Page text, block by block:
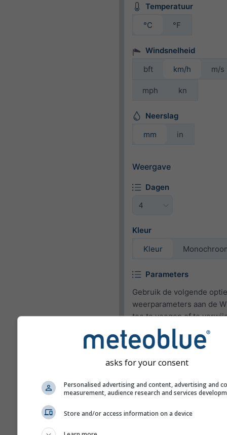
Temperatuur
°C
°F
Windsnelheid
bft
km/h m/s
mph kn
Neerslag
mm
in
Weergave
Dagen
Kleur
Kleur
Parameters
Gebruik de volgende
weerparameters aan de
toe te voegen of te
Pictogram
Temperatuur (max.)
Windsnelheid
Wind Gust
asks for your consent
Personalised advertising and content, advertising and
measurement, audience research and services
Store and/or access information on a device